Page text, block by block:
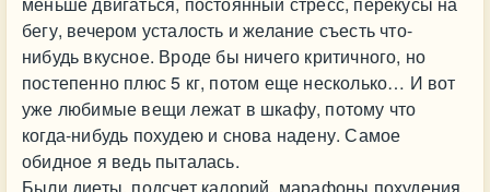
бегу, вечером усталость и желание съесть что-
нибудь вкусное. Вроде бы ничего критичного, но
постепенно плюс 5 кг, потом еще несколько… И вот
уже любимые вещи лежат в шкафу, потому что
когда-нибудь похудею и снова надену. Самое
обидное я ведь пыталась.